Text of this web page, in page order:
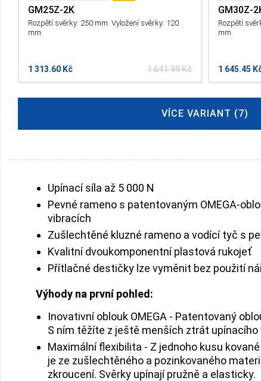
GM25Z-2K
Rozpětí svěrky: 250 mm. Vyložení svěrky: 120
mm.
1 641.99 Kč
1 313.60 Kč
GM30Z-
Rozpětí
mm.
1 645.45
VÍCE VARIANT (7)
Upínací síla až 5 000 N
Pevné rameno s patentovaným OMEGA-
vibracích
Zušlechtěné kluzné rameno a vodící tyč s
Kvalitní dvoukomponentní plastová rukojeť
Přítlačné destičky lze vyměnit bez použití
Výhody na první pohled:
Inovativní oblouk OMEGA - Patentovaný
S ním těžíte z ještě menších ztrát upínacího
Maximální flexibilita - Z jednoho kusu
je ze zušlechtěného a pozinkovaného
zkroucení. Svěrky upínají pružně a elasticky.